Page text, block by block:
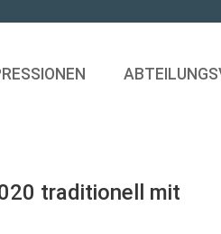
traditionell mit